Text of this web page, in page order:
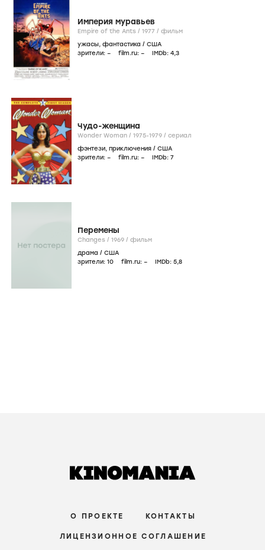
Империя муравьев
Empire of the Ants / 1977 / фильм
ужасы, фантастика / США
зрители: – film.ru: – IMDb: 4,3
Чудо-женщина
Wonder Woman / 1975-1979 / сериал
фэнтези, приключения / США
зрители: – film.ru: – IMDb: 7
Перемены
Changes / 1969 / фильм
драма / США
зрители: 10 film.ru: – IMDb: 5,8
О ПРОЕКТЕ КОНТАКТЫ
ЛИЦЕНЗИОННОЕ СОГЛАШЕНИЕ